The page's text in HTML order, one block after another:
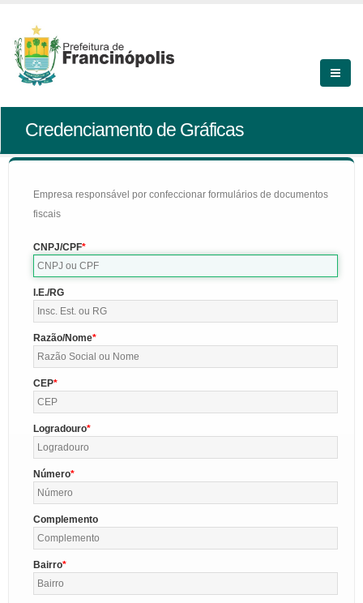
Credenciamento de Gráficas
Empresa responsável por confeccionar formulários de documentos
fiscais
CNPJ/CPF
I.E./RG
Razão/Nome
CEP
Logradouro
Número
Complemento
Bairro